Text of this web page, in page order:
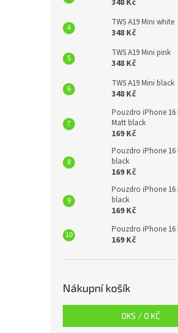
348 Kč
TWS A19 Mini white
348 Kč
TWS A19 Mini pink
348 Kč
TWS A19 Mini black
348 Kč
Pouzdro iPhone 16
Matt black
169 Kč
Pouzdro iPhone 16
black
169 Kč
Pouzdro iPhone 16
black
169 Kč
Pouzdro iPhone 16
169 Kč
Nákupní košík
0KS / 0 KČ